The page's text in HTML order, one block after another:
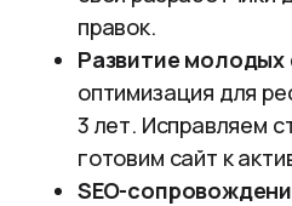
правок.
Развитие молодых
оптимизация для
3 лет. Исправляем
готовим сайт к
SEO-